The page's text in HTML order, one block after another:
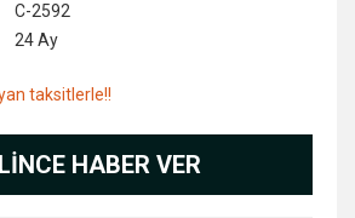
C-2592
24 Ay
taksitlerle!!
HABER VER